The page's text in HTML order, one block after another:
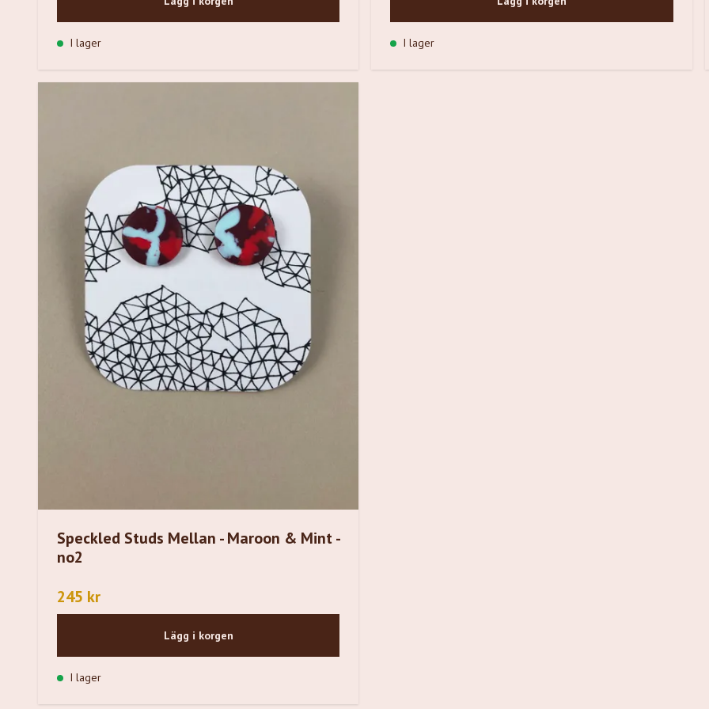
I lager I lager
Speckled Studs Mellan - Maroon & Mint -
no2
245 kr
Lägg i korgen
I lager